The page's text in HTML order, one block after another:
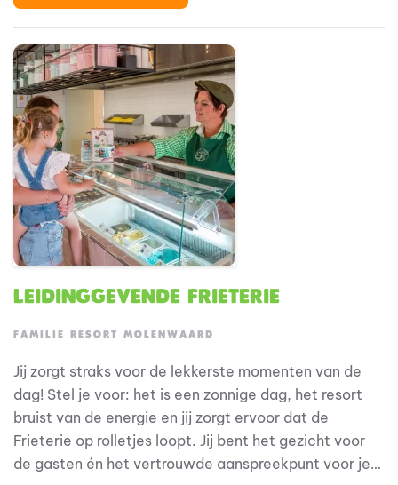
en jezelf kunnen zijn. En jij? Jij maakt de vakantie
en een gastvrije sfeer.
Leidinggevende Frieterie
FAMILIE RESORT MOLENWAARD
Jij zorgt straks voor de lekkerste momenten van de
dag! Stel je voor: het is een zonnige dag, het resort
bruist van de energie en jij zorgt ervoor dat de
Frieterie op rolletjes loopt. Jij bent het gezicht voor
de gasten én het vertrouwde aanspreekpunt voor je